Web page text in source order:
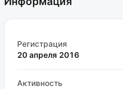
Регистрация
20 апреля 2016
Активность